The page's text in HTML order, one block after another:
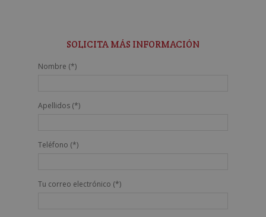
990,00€.
495,00€.
SOLICITA MÁS INFORMACIÓN
Nombre (*)
Apellidos (*)
Teléfono (*)
Tu correo electrónico (*)